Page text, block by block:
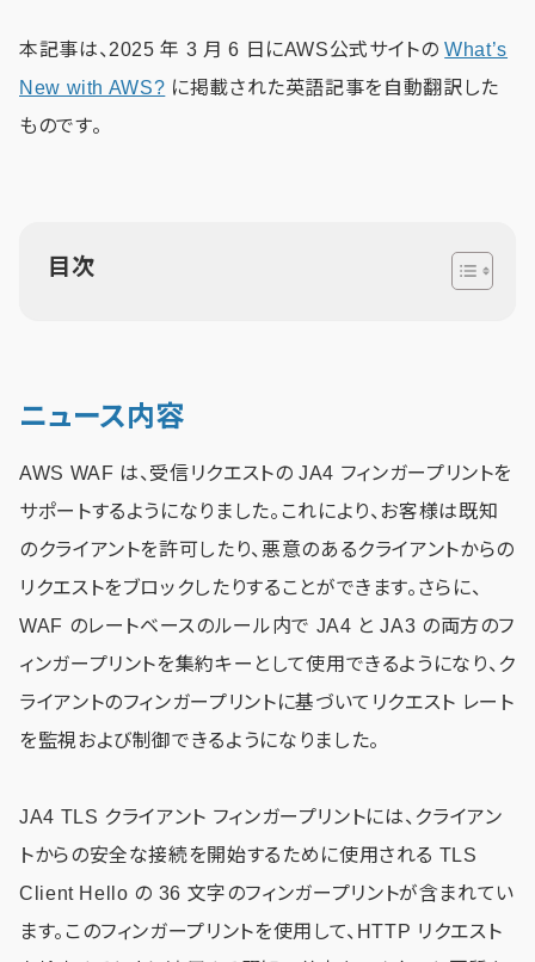
本記事は、2025 年 3 月 6 日にAWS公式サイトのWhat’s
New with AWS? に掲載された英語記事を自動翻訳した
ものです。
目次
ニュース内容
AWS WAF は、受信リクエストの JA4 フィンガープリントを
サポートするようになりました。これにより、お客様は既知
のクライアントを許可したり、悪意のあるクライアントからの
リクエストをブロックしたりすることができます。さらに、
WAF のレートベースのルール内で JA4 と JA3 の両方のフ
ィンガープリントを集約キーとして使用できるようになり、ク
ライアントのフィンガープリントに基づいてリクエスト レート
を監視および制御できるようになりました。
JA4 TLS クライアント フィンガープリントには、クライアン
トからの安全な接続を開始するために使用される TLS
Client Hello の 36 文字のフィンガープリントが含まれてい
ます。このフィンガープリントを使用して、HTTP リクエスト